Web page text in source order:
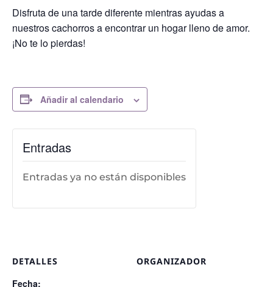
Disfruta de una tarde diferente mientras ayudas a
nuestros cachorros a encontrar un hogar lleno de amor.
¡No te lo pierdas!
Añadir al calendario
DETALLES
Fecha:
ORGANIZADOR
Entradas
Entradas ya no están disponibles